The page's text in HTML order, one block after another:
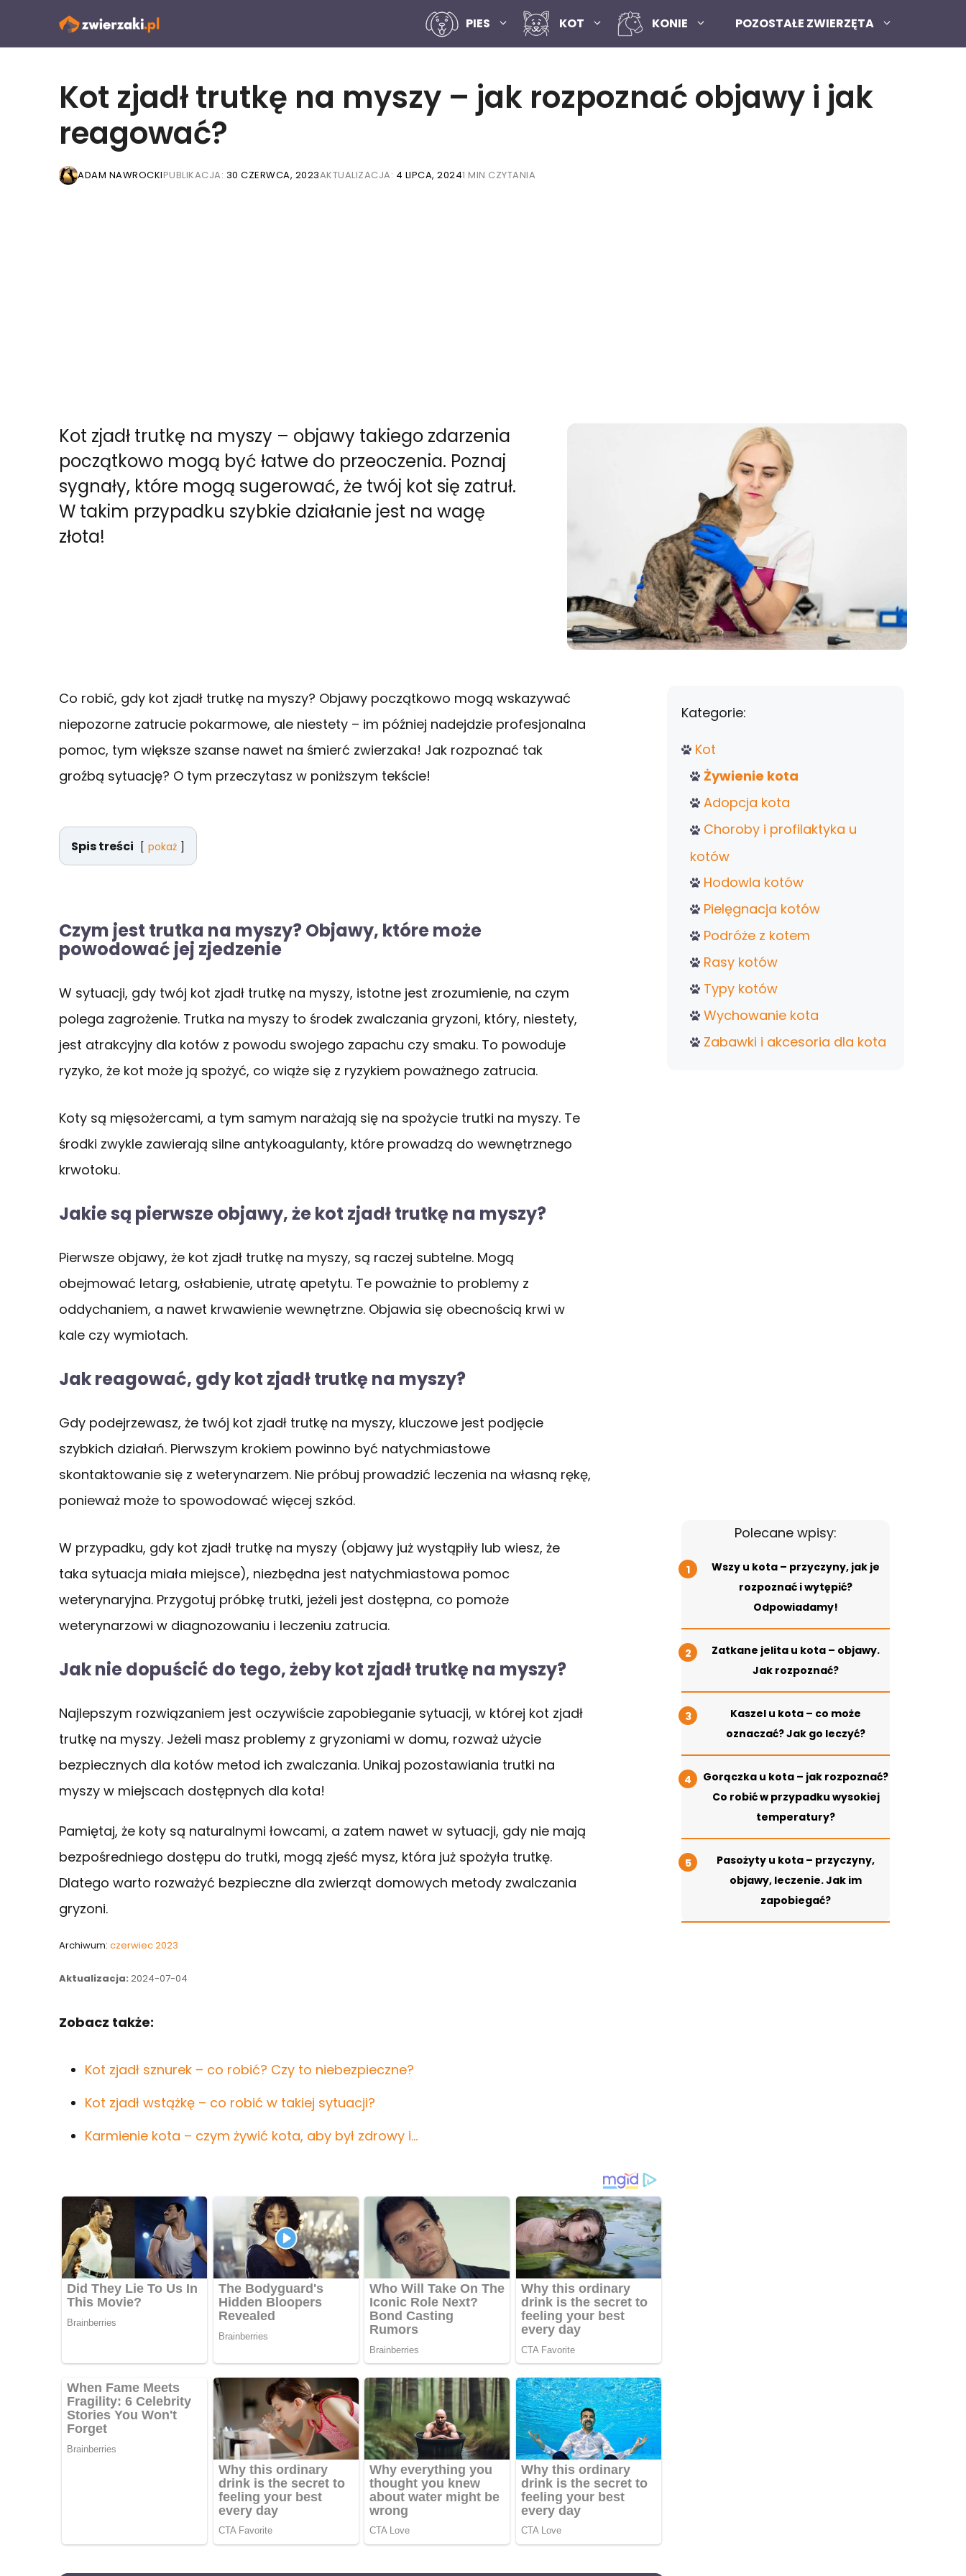
PIES KOT KONIE POZOSTAŁE ZWIERZĘTA
Kot zjadł trutkę na myszy – jak rozpoznać objawy i jak
reagować?
ADAM NAWROCKIPUBLIKACJA: 30 CZERWCA, 2023AKTUALIZACJA: 4 LIPCA, 20241 MIN CZYTANIA
Kot zjadł trutkę na myszy – objawy takiego zdarzenia
początkowo mogą być łatwe do przeoczenia. Poznaj
sygnały, które mogą sugerować, że twój kot się zatruł.
W takim przypadku szybkie działanie jest na wagę
złota!
Co robić, gdy kot zjadł trutkę na myszy? Objawy początkowo mogą wskazywać
niepozorne zatrucie pokarmowe, ale niestety – im później nadejdzie profesjonalna
pomoc, tym większe szanse nawet na śmierć zwierzaka! Jak rozpoznać tak
groźbą sytuację? O tym przeczytasz w poniższym tekście!
Spis treści pokaż
Czym jest trutka na myszy? Objawy, które może
powodować jej zjedzenie
W sytuacji, gdy twój kot zjadł trutkę na myszy, istotne jest zrozumienie, na czym
polega zagrożenie. Trutka na myszy to środek zwalczania gryzoni, który, niestety,
jest atrakcyjny dla kotów z powodu swojego zapachu czy smaku. To powoduje
ryzyko, że kot może ją spożyć, co wiąże się z ryzykiem poważnego zatrucia.
Koty są mięsożercami, a tym samym narażają się na spożycie trutki na myszy. Te
środki zwykle zawierają silne antykoagulanty, które prowadzą do wewnętrznego
krwotoku.
Jakie są pierwsze objawy, że kot zjadł trutkę na myszy?
Pierwsze objawy, że kot zjadł trutkę na myszy, są raczej subtelne. Mogą
obejmować letarg, osłabienie, utratę apetytu. Te poważnie to problemy z
oddychaniem, a nawet krwawienie wewnętrzne. Objawia się obecnością krwi w
kale czy wymiotach.
Jak reagować, gdy kot zjadł trutkę na myszy?
Gdy podejrzewasz, że twój kot zjadł trutkę na myszy, kluczowe jest podjęcie
szybkich działań. Pierwszym krokiem powinno być natychmiastowe
skontaktowanie się z weterynarzem. Nie próbuj prowadzić leczenia na własną rękę,
ponieważ może to spowodować więcej szkód.
W przypadku, gdy kot zjadł trutkę na myszy (objawy już wystąpiły lub wiesz, że
taka sytuacja miała miejsce), niezbędna jest natychmiastowa pomoc
weterynaryjna. Przygotuj próbkę trutki, jeżeli jest dostępna, co pomoże
weterynarzowi w diagnozowaniu i leczeniu zatrucia.
Jak nie dopuścić do tego, żeby kot zjadł trutkę na myszy?
Najlepszym rozwiązaniem jest oczywiście zapobieganie sytuacji, w której kot zjadł
trutkę na myszy. Jeżeli masz problemy z gryzoniami w domu, rozważ użycie
bezpiecznych dla kotów metod ich zwalczania. Unikaj pozostawiania trutki na
myszy w miejscach dostępnych dla kota!
Pamiętaj, że koty są naturalnymi łowcami, a zatem nawet w sytuacji, gdy nie mają
bezpośredniego dostępu do trutki, mogą zjeść mysz, która już spożyła trutkę.
Dlatego warto rozważyć bezpieczne dla zwierząt domowych metody zwalczania
gryzoni.
Archiwum: czerwiec 2023
Aktualizacja: 2024-07-04
Zobacz także:
Kot zjadł sznurek – co robić? Czy to niebezpieczne?
Kot zjadł wstążkę – co robić w takiej sytuacji?
Karmienie kota – czym żywić kota, aby był zdrowy i…
Kategorie:
Kot
Żywienie kota
Adopcja kota
Choroby i profilaktyka u
kotów
Hodowla kotów
Pielęgnacja kotów
Podróże z kotem
Rasy kotów
Typy kotów
Wychowanie kota
Zabawki i akcesoria dla kota
Polecane wpisy:
Wszy u kota – przyczyny, jak je
rozpoznać i wytępić?
Odpowiadamy!
Zatkane jelita u kota – objawy.
Jak rozpoznać?
Kaszel u kota – co może
oznaczać? Jak go leczyć?
Gorączka u kota – jak rozpoznać?
Co robić w przypadku wysokiej
temperatury?
Pasożyty u kota – przyczyny,
objawy, leczenie. Jak im
zapobiegać?